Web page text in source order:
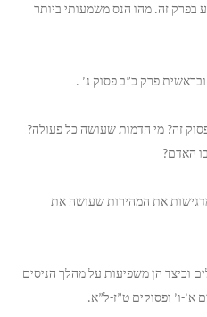
בפרק זה. מהו הנס משמעותי ביותר
זה? מי הדמות שעושה כל פעולה?
האדם?
את המהירות שעושה את
וכיצד הן משפיעות על מהלך הניסים
א’-ו’ ופסוקים ט”ז-ל”א.